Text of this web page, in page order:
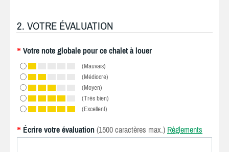
2. VOTRE ÉVALUATION
* Votre note globale pour ce chalet à louer
(Mauvais)
(Médiocre)
(Moyen)
(Très bien)
(Excellent)
* Écrire votre évaluation (1500 caractères max.) Règlements